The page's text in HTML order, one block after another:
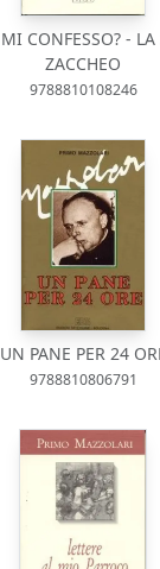
CONFESSO? -
ZACCHEO
9788810108246
UN PANE PER 24
9788810806791